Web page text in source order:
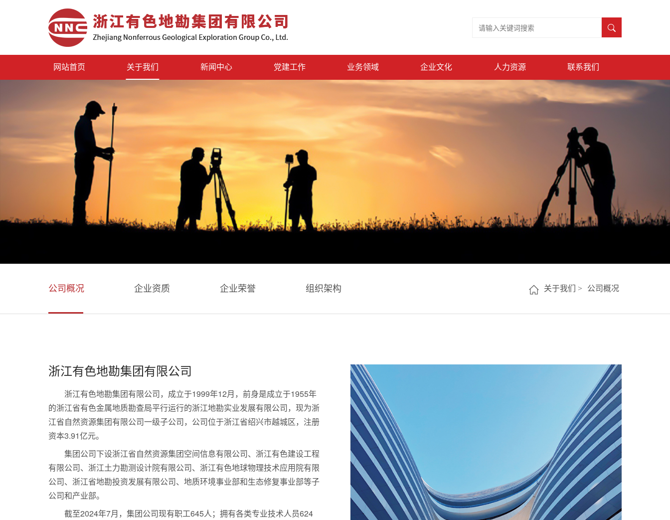
网站首页 关于我们 新闻中心 党建工作 业务领域 企业文化 人力资源 联系我们
公司概况 企业资质 企业荣誉 组织架构 关于我们 > 公司概况
浙江有色地勘集团有限公司
浙江有色地勘集团有限公司，成立于1999年12月，前身是成立于1955年
的浙江省有色金属地质勘查局平行运行的浙江地勘实业发展有限公司，现为浙
江省自然资源集团有限公司一级子公司，公司位于浙江省绍兴市越城区，注册
资本3.91亿元。
集团公司下设浙江省自然资源集团空间信息有限公司、浙江有色建设工程
有限公司、浙江土力勘测设计院有限公司、浙江有色地球物理技术应用院有限
公司、浙江省地勘投资发展有限公司、地质环境事业部和生态修复事业部等子
公司和产业部。
截至2024年7月，集团公司现有职工645人；拥有各类专业技术人员624